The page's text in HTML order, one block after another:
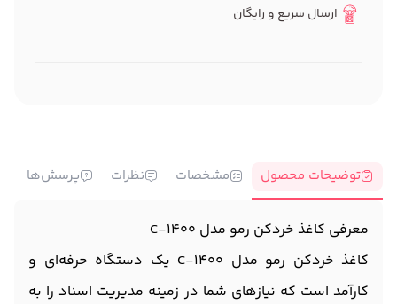
ارسال سریع و رایگان
توضیحات محصول مشخصات نظرات پرسش‌ها
معرفی کاغذ خردکن رمو مدل C-1400
کاغذ خردکن رمو مدل C-1400 یک دستگاه حرفه‌ای و
کارآمد است که نیازهای شما در زمینه مدیریت اسناد را به